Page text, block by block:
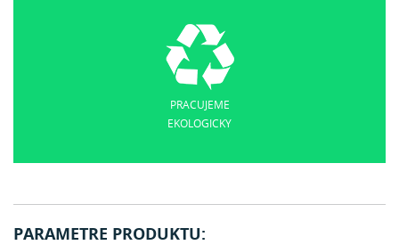
PRACUJEME
EKOLOGICKY
PARAMETRE PRODUKTU: